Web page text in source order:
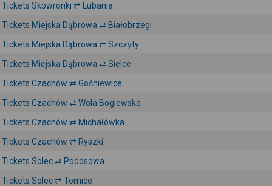
Tickets Skowronki ⇄ Lubania
Tickets Miejska Dąbrowa ⇄ Białobrzegi
Tickets Miejska Dąbrowa ⇄ Szczyty
Tickets Miejska Dąbrowa ⇄ Sielce
Tickets Czachów ⇄ Gośniewice
Tickets Czachów ⇄ Wola Boglewska
Tickets Czachów ⇄ Michałówka
Tickets Czachów ⇄ Ryszki
Tickets Solec ⇄ Podosowa
Tickets Solec ⇄ Tomice